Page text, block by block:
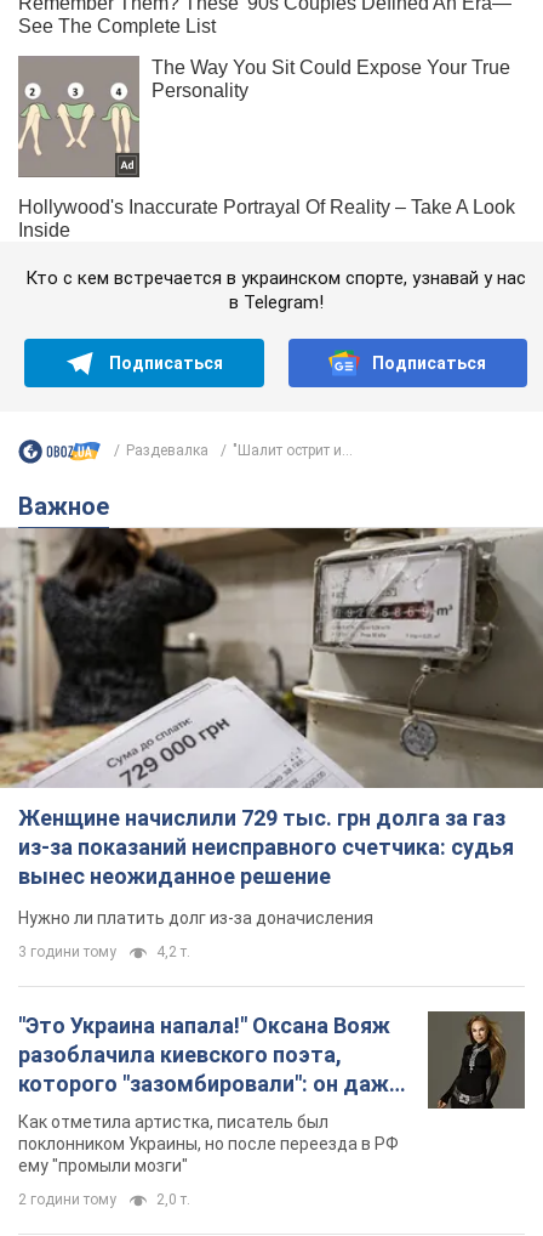
Кто с кем встречается в украинском спорте, узнавай у нас
в Telegram!
Подписаться Подписаться
Раздевалка "Шалит острит и...
Важное
Женщине начислили 729 тыс. грн долга за газ
из-за показаний неисправного счетчика: судья
вынес неожиданное решение
Нужно ли платить долг из-за доначисления
3 години тому 4,2 т.
"Это Украина напала!" Оксана Вояж
разоблачила киевского поэта,
которого "зазомбировали": он даже
русского не знал, а теперь хочет
геноцида украинцев
Как отметила артистка, писатель был
поклонником Украины, но после переезда в РФ
ему "промыли мозги"
2 години тому 2,0 т.